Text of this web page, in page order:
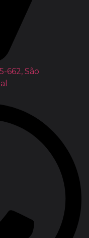
662, São